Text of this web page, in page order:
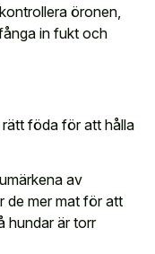
öronen,
in fukt och
föda för att hålla
av
de mer mat för att
hundar är torr